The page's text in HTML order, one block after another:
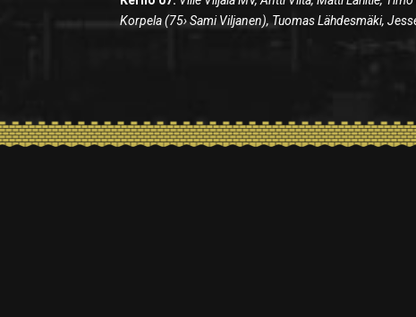
Korpela (75› Sami Viljanen), Tuomas Lähdesmäki,